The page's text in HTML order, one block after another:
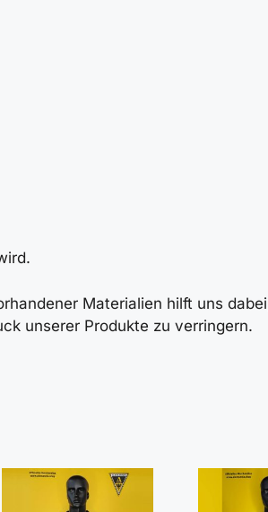
Materialien hilft uns
unserer Produkte zu verringern.